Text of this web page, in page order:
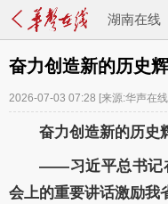
湖南在线
奋力创造新的历史
2026-07-03 07:28 [来源:华声在
奋力创造新的历史
——习近平总书记
会上的重要讲话激励我